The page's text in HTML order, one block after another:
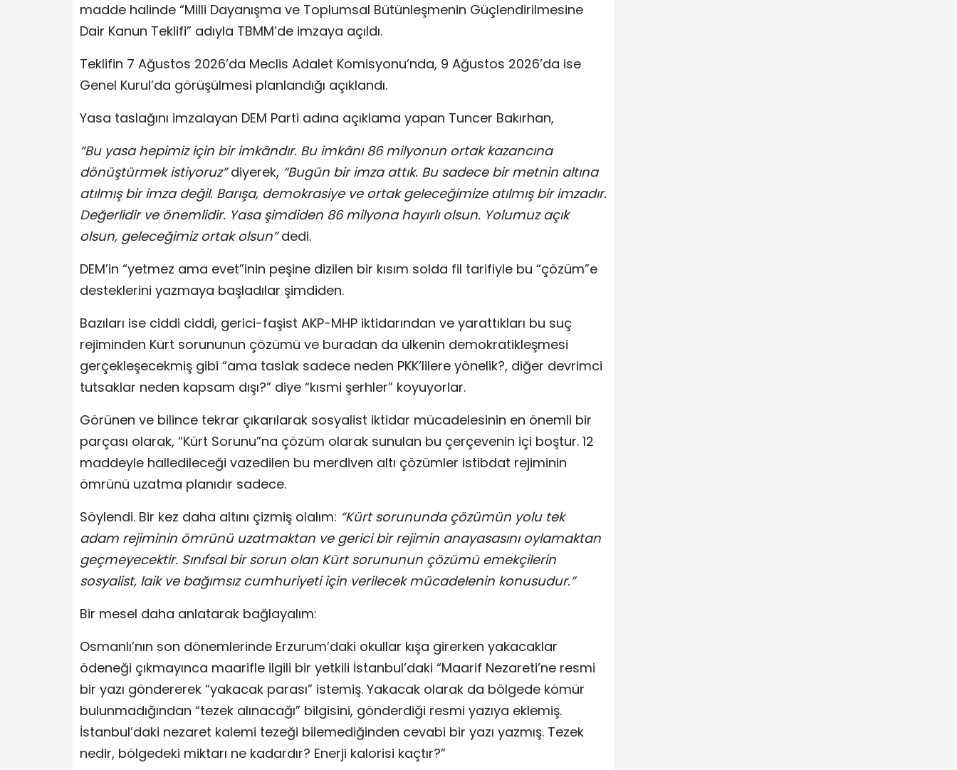
madde halinde “Milli Dayanışma ve Toplumsal Bütünleşmenin Güçlendirilmesine
Dair Kanun Teklifi” adıyla TBMM’de imzaya açıldı.
Teklifin 7 Ağustos 2026’da Meclis Adalet Komisyonu’nda, 9 Ağustos 2026’da ise
Genel Kurul’da görüşülmesi planlandığı açıklandı.
Yasa taslağını imzalayan DEM Parti adına açıklama yapan Tuncer Bakırhan,
“Bu yasa hepimiz için bir imkândır. Bu imkânı 86 milyonun ortak kazancına
dönüştürmek istiyoruz”diyerek, “Bugün bir imza attık. Bu sadece bir metnin altına
atılmış bir imza değil. Barışa, demokrasiye ve ortak geleceğimize atılmış bir imzadır.
Değerlidir ve önemlidir. Yasa şimdiden 86 milyona hayırlı olsun. Yolumuz açık
olsun, geleceğimiz ortak olsun”dedi.
DEM’in “yetmez ama evet”inin peşine dizilen bir kısım solda fil tarifiyle bu “çözüm”e
desteklerini yazmaya başladılar şimdiden.
Bazıları ise ciddi ciddi, gerici-faşist AKP-MHP iktidarından ve yarattıkları bu suç
rejiminden Kürt sorununun çözümü ve buradan da ülkenin demokratikleşmesi
gerçekleşecekmiş gibi “ama taslak sadece neden PKK’lilere yönelik?, diğer devrimci
tutsaklar neden kapsam dışı?” diye “kısmi şerhler” koyuyorlar.
Görünen ve bilince tekrar çıkarılarak sosyalist iktidar mücadelesinin en önemli bir
parçası olarak, “Kürt Sorunu”na çözüm olarak sunulan bu çerçevenin içi boştur. 12
maddeyle halledileceği vazedilen bu merdiven altı çözümler istibdat rejiminin
ömrünü uzatma planıdır sadece.
Söylendi. Bir kez daha altını çizmiş olalım: “Kürt sorununda çözümün yolu tek
adam rejiminin ömrünü uzatmaktan ve gerici bir rejimin anayasasını oylamaktan
geçmeyecektir. Sınıfsal bir sorun olan Kürt sorununun çözümü emekçilerin
sosyalist, laik ve bağımsız cumhuriyeti için verilecek mücadelenin konusudur.”
Bir mesel daha anlatarak bağlayalım:
Osmanlı’nın son dönemlerinde Erzurum’daki okullar kışa girerken yakacaklar
ödeneği çıkmayınca maarifle ilgili bir yetkili İstanbul’daki “Maarif Nezareti’ne resmi
bir yazı göndererek “yakacak parası” istemiş. Yakacak olarak da bölgede kömür
bulunmadığından “tezek alınacağı” bilgisini, gönderdiği resmi yazıya eklemiş.
İstanbul’daki nezaret kalemi tezeği bilemediğinden cevabi bir yazı yazmış. Tezek
nedir, bölgedeki miktarı ne kadardır? Enerji kalorisi kaçtır?”